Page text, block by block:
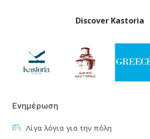
Discover Kastoria
Ενημέρωση
Λίγα λόγια για την πόλη